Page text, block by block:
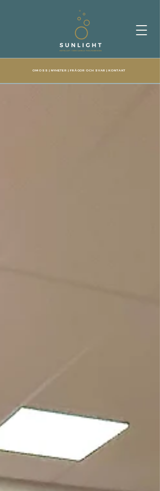
OM OSS| NYHETER | FRÅGOR OCH SVAR |KONTAKT